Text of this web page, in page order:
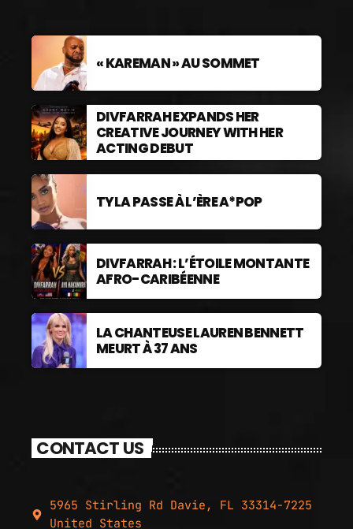
« KAREMAN » AU SOMMET
DIVFARRAH EXPANDS HER
CREATIVE JOURNEY WITH HER
ACTING DEBUT
TYLA PASSE À L’ÈRE A*POP
DIVFARRAH : L’ÉTOILE MONTANTE
AFRO-CARIBÉENNE
LA CHANTEUSE LAUREN BENNETT
MEURT À 37 ANS
CONTACT US
5965 Stirling Rd Davie, FL 33314-7225
United States